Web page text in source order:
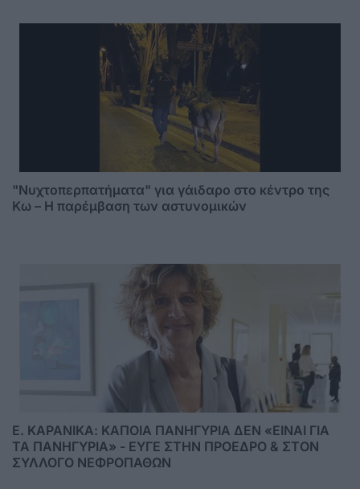
"Νυχτοπερπατήματα" για γάιδαρο στο κέντρο της
Κω – Η παρέμβαση των αστυνομικών
E. KAΡΑΝΙΚΑ: ΚΑΠΟΙΑ ΠΑΝΗΓΥΡΙΑ ΔΕΝ «ΕΙΝΑΙ ΓΙΑ
ΤΑ ΠΑΝΗΓΥΡΙΑ» - ΕΥΓΕ ΣΤΗΝ ΠΡΟΕΔΡΟ & ΣΤΟΝ
ΣΥΛΛΟΓΟ ΝΕΦΡΟΠΑΘΩΝ